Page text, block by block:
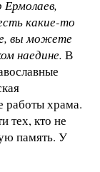
Ермолаев,
какие-то
вы можете
наедине. В
работы храма.
тех, кто не
память. У